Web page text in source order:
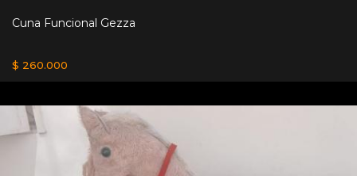
Cuna Funcional Gezza
$ 260.000